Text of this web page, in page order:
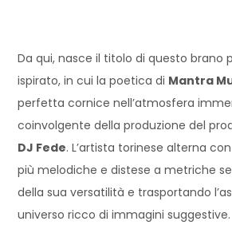
Da qui, nasce il titolo di questo brano
ispirato, in cui la poetica di Mantra
perfetta cornice nell’atmosfera
coinvolgente della produzione del
DJ Fede. L’artista torinese alterna
più melodiche e distese a metriche
della sua versatilità e trasportando
universo ricco di immagini suggestive.